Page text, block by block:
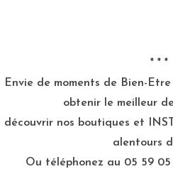
* * *
Envie de moments de Bien-
obtenir le meilleur
découvrir nos boutiques et
alentours
Ou téléphonez au 05 59 05